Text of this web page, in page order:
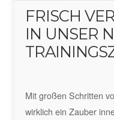
FRISCH
IN UNSER
Mit großen Schritten
wirklich ein Zauber